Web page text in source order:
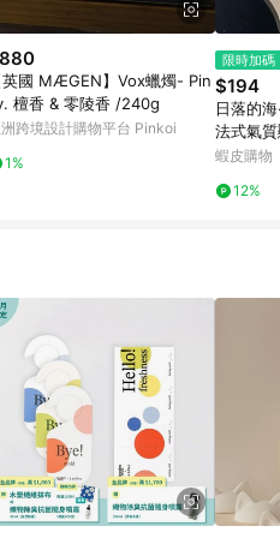
英國 MÆGEN】Vox蠟燭- Pin
檀香 & 零陵香 /240g
跨境設計購物平台 Pinkoi
1%
限時加碼
$194
日落的
法式氣質
拆卸
蝦皮購物
12%